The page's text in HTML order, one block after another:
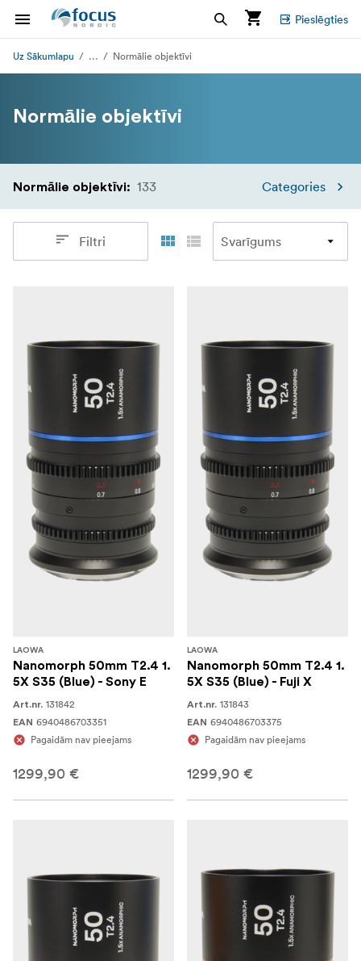
Pieslēgties
Uz Sākumlapu ... Normālie objektīvi
Normālie objektīvi
Normālie objektīvi: 133 Categories
Filtri
LAOWA
Nanomorph 50mm T2.4 1.
5X S35 (Blue) - Sony E
Art.nr. 131842
EAN 6940486703351
Pagaidām nav pieejams
1299,90 €
LAOWA
Nanomorph 50mm T2.4 1.
5X S35 (Blue) - Fuji X
Art.nr. 131843
EAN 6940486703375
Pagaidām nav pieejams
1299,90 €